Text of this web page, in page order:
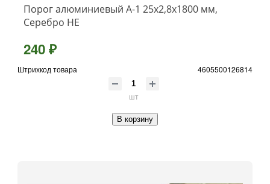
Порог алюминиевый А-1 25x2,8x1800 мм,
Серебро НЕ
240 ₽
Штрихкод товара 4605500126814
шт
В корзину